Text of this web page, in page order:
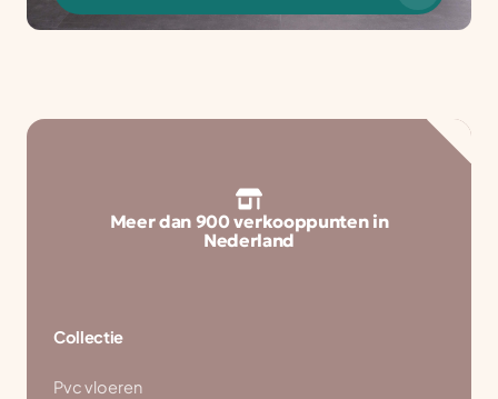
Meer dan 900 verkooppunten in
Nederland
Collectie
Pvc vloeren